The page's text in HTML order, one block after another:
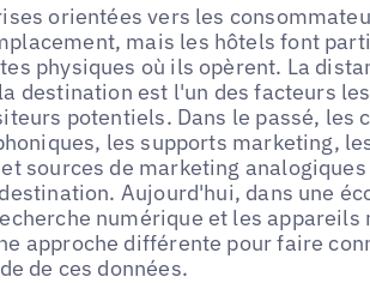
orientées vers les
mais les hôtels font
physiques où ils opèrent. La
destination est l'un des facteurs
potentiels. Dans le passé, les
les supports marketing,
sources de marketing
Aujourd'hui, dans une
numérique et les
approche différente pour faire
de ces données.